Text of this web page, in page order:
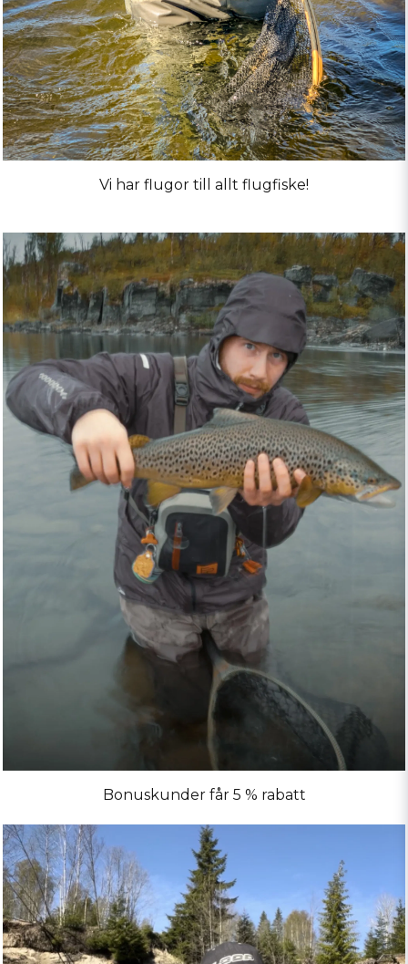
Vi har flugor till allt flugfiske!
Bonuskunder får 5 % rabatt